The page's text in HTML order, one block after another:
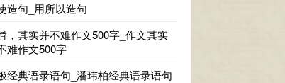
造句_用所以造句
，其实并不难作文500字_作文其实
难作文500字
经典语录语句_潘玮柏经典语录语句